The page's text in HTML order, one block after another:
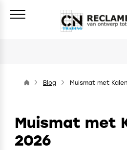
Blog Muismat met
Muismat met
2026